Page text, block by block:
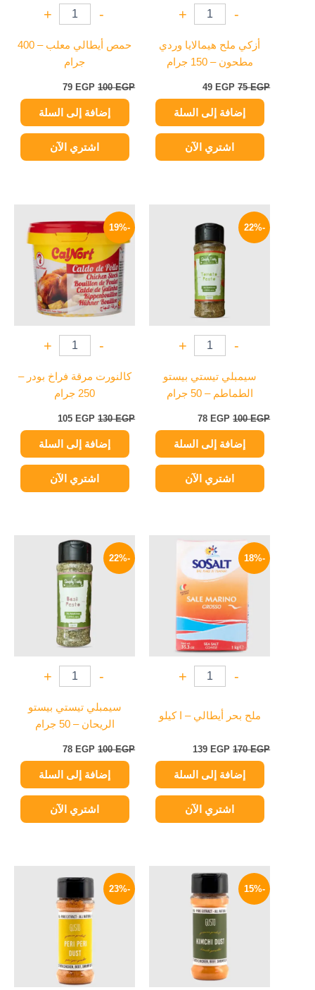
-
+
أزكي ملح هيمالايا وردي
مطحون – 150 جرام
75EGP
49 EGP
إضافة إلى السلة
اشتري الآن
-
+
حمص أيطالي معلب – 400
جرام
100EGP
79 EGP
إضافة إلى السلة
اشتري الآن
-22%
-
+
سيمبلي تيستي بيستو
الطماطم – 50 جرام
100EGP
الأصلي
100 EGP.
78 EGP
78 EGP.
إضافة إلى السلة
اشتري الآن
-19%
-
+
كالنورت مرقة فراخ بودر –
250 جرام
130EGP
الأصلي
هو:
130 EGP.
105 EGP
الحالي
هو:
105 EGP.
إضافة إلى السلة
اشتري الآن
-18%
-
+
ملح بحر أيطالي – ا كيلو
170EGP
السعر
الأصلي
هو:
170 EGP.
139 EGP
السعر
هو:
139 EGP.
إضافة إلى السلة
اشتري الآن
-22%
-
+
سيمبلي تيستي بيستو
الريحان – 50 جرام
100EGP
السعر
الأصلي
هو:
100 EGP.
78 EGP
السعر
هو:
78 EGP.
إضافة إلى السلة
اشتري الآن
-15%
السعر
الأصلي
هو:
100 EGP.
السعر
هو:
85 EGP.
-23%
الأصلي
هو:
110 EGP.
الحالي
هو:
85 EGP.